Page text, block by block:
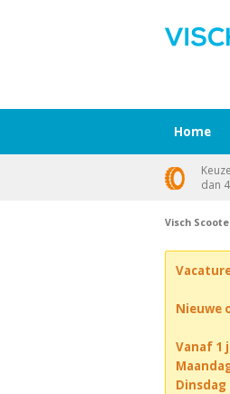
Visch
Nieuwe
Vanaf 1
Home
dan